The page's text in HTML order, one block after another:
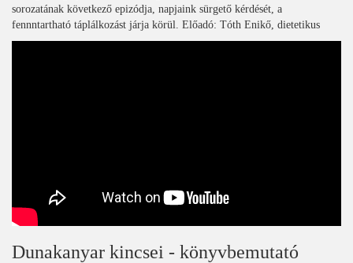
sorozatának következő epizódja, napjaink sürgető kérdését, a
fennntartható táplálkozást járja körül. Előadó: Tóth Enikő, dietetikus
Dunakanyar kincsei - könyvbemutató